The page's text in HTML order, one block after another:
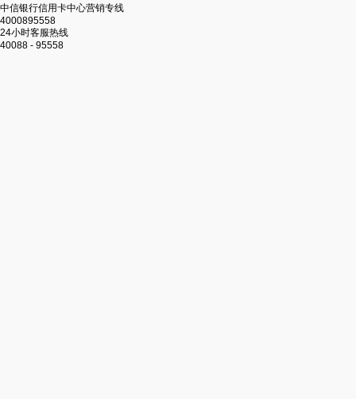
中信银行信用卡中心营销专线
4000895558
24小时客服热线
40088 - 95558